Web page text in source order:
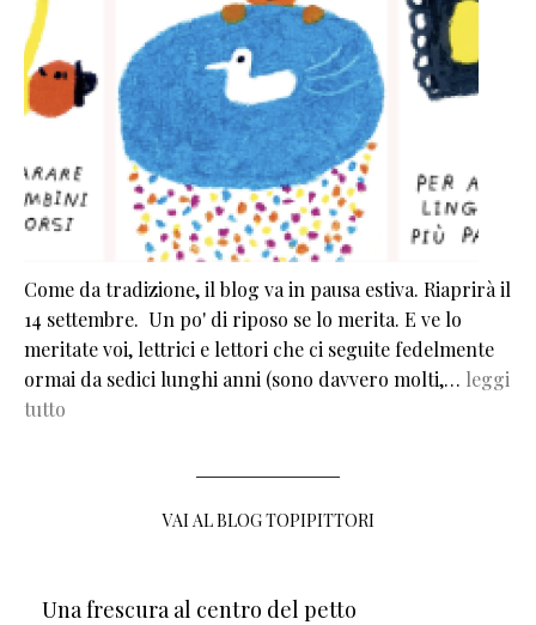
Come da tradizione, il blog va in pausa estiva. Riaprirà il
14 settembre. Un po' di riposo se lo merita. E ve lo
meritate voi, lettrici e lettori che ci seguite fedelmente
ormai da sedici lunghi anni (sono davvero molti,… leggi
tutto
VAI AL BLOG TOPIPITTORI
Una frescura al centro del petto